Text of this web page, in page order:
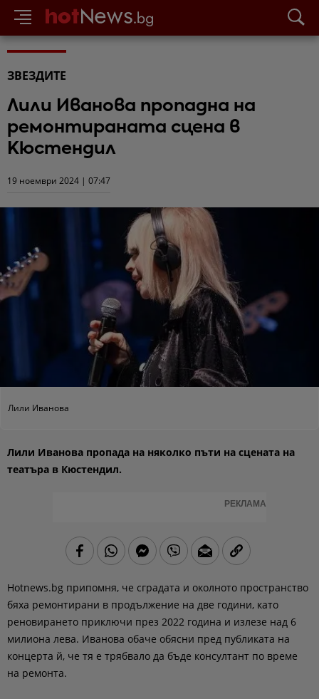
ЗВЕЗДИТЕ
Лили Иванова пропадна на
ремонтираната сцена в
Кюстендил
19 ноември 2024 | 07:47
Лили Иванова
Лили Иванова пропада на няколко пъти на сцената на
театъра в Кюстендил.
РЕКЛАМА
Hotnews.bg припомня, че сградата и околното пространство
бяха ремонтирани в продължение на две години, като
реновирането приключи през 2022 година и излезе над 6
милиона лева. Иванова обаче обясни пред публиката на
концерта й, че тя е трябвало да бъде консултант по време
на ремонта.